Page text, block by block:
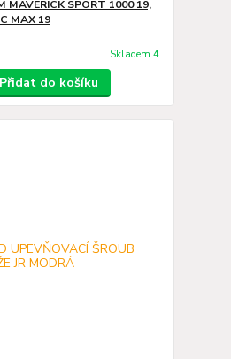
MAVERICK SPORT 1000 19,
MAX 19
Skladem 4
Přidat do košíku